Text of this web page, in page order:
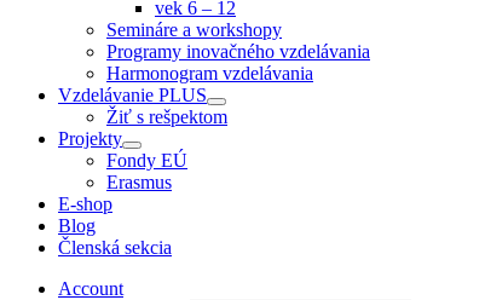
vek 6 – 12
Semináre a workshopy
Programy inovačného vzdelávania
Harmonogram vzdelávania
Vzdelávanie PLUS
Žiť s rešpektom
Projekty
Fondy EÚ
Erasmus
E-shop
Blog
Členská sekcia
Account